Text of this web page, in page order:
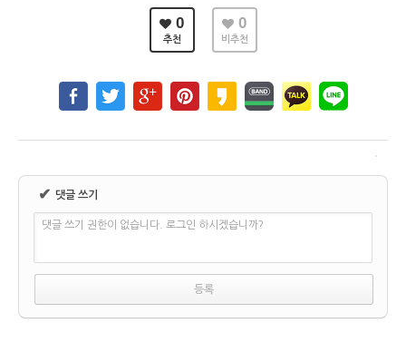
0
추천
0
비추천
✔ 댓글 쓰기
댓글 쓰기 권한이 없습니다. 로그인 하시겠습니까?